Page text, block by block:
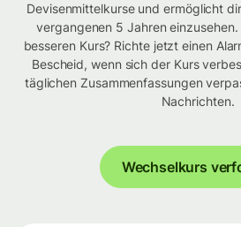
Devisenmittelkurse und ermöglicht
vergangenen 5 Jahren
besseren Kurs? Richte jetzt einen
Bescheid, wenn sich der Kurs
täglichen Zusammenfassungen
Nachrichten.
Wechselkurs